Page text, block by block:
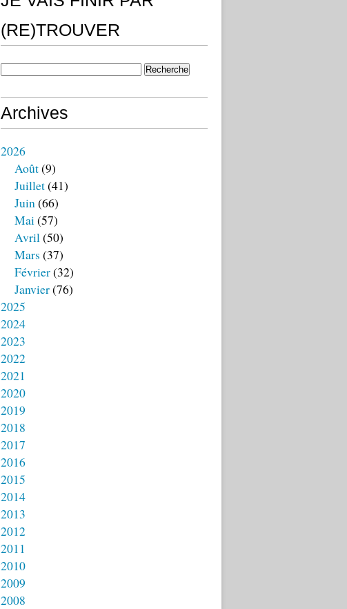
(RE)TROUVER
Archives
2026
Août(9)
Juillet(41)
Juin(66)
Mai(57)
Avril(50)
Mars (37)
Février(32)
Janvier(76)
2025
2024
2023
2022
2021
2020
2019
2018
2017
2016
2015
2014
2013
2012
2011
2010
2009
2008